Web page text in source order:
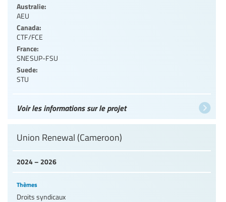
Australie:
AEU
Canada:
CTF/FCE
France:
SNESUP-FSU
Suede:
STU
Voir les informations sur le projet
2024 – 2026
Union Renewal (Cameroon)
Thèmes
Droits syndicaux